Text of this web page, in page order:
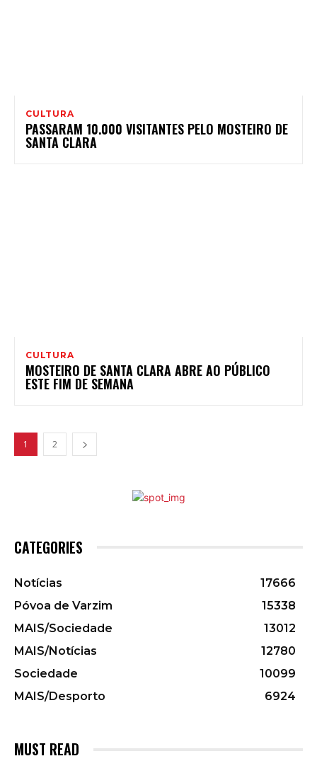
CULTURA
PASSARAM 10.000 VISITANTES PELO MOSTEIRO DE
SANTA CLARA
CULTURA
MOSTEIRO DE SANTA CLARA ABRE AO PÚBLICO
ESTE FIM DE SEMANA
1 2
CATEGORIES
Notícias
17666
Póvoa de Varzim
15338
MAIS/Sociedade
13012
MAIS/Notícias
12780
Sociedade
10099
MAIS/Desporto
6924
MUST READ